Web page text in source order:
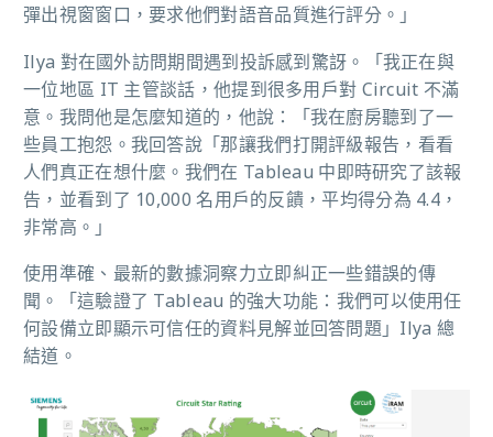
彈出視窗窗口，要求他們對語音品質進行評分。」
Ilya 對在國外訪問期間遇到投訴感到驚訝。「我正在與
一位地區 IT 主管談話，他提到很多用戶對 Circuit 不滿
意。我問他是怎麼知道的，他說：「我在廚房聽到了一
些員工抱怨。我回答說「那讓我們打開評級報告，看看
人們真正在想什麼。我們在 Tableau 中即時研究了該報
告，並看到了 10,000 名用戶的反饋，平均得分為 4.4，
非常高。」
使用準確、最新的數據洞察力立即糾正一些錯誤的傳
聞。「這驗證了 Tableau 的強大功能：我們可以使用任
何設備立即顯示可信任的資料見解並回答問題」Ilya 總
結道。